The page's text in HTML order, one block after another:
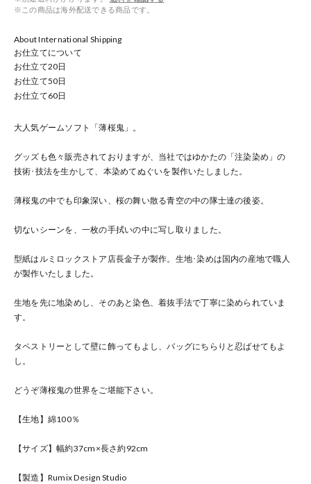
※この商品は海外配送できる商品です。
About International Shipping
お仕立てについて
お仕立て20日
お仕立て50日
お仕立て60日
大人気ゲームソフト「薄桜鬼」。
グッズも色々販売されておりますが、当社ではゆかたの「注染染め」の
技術･技法を生かして、本染めてぬぐいを製作いたしました。
薄桜鬼の中でも印象深い、桜の舞い散る青空の中の隊士達の後姿。
切ないシーンを、一枚の手拭いの中に写し取りました。
型紙はルミロックストア店長金子が製作。生地･染めは国内の産地で職人
が製作いたしました。
生地を先に地染めし、そのあと染色、着抜手法で丁寧に染められていま
す。
タペストリーとして壁に飾ってもよし、バッグにちらりと忍ばせてもよ
し。
どうぞ薄桜鬼の世界をご堪能下さい。
【生地】綿100％
【サイズ】幅約37cm×長さ約92cm
【製造】Rumix Design Studio